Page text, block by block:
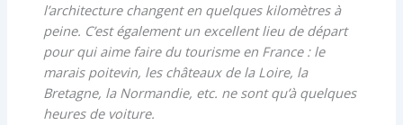
l’architecture changent en quelques kilomètres à
peine. C’est également un excellent lieu de départ
pour qui aime faire du tourisme en France : le
marais poitevin, les châteaux de la Loire, la
Bretagne, la Normandie, etc. ne sont qu’à quelques
heures de voiture.